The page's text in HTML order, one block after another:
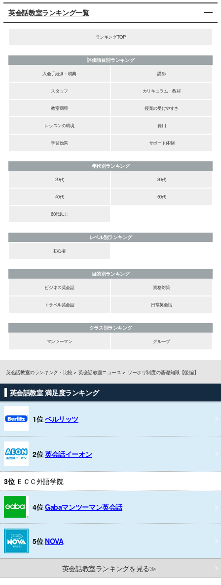
英会話教室ランキング一覧
ランキングTOP
評価項目別ランキング
入会手続き・特典
講師
スタッフ カリキュラム・教材
教室環境 授業の受けやすさ
レッスンの環境 費用
学習効果 サポート体制
年代別ランキング
20代
30代
40代 50代
60代以上
レベル別ランキング
初心者
目的別ランキング
ビジネス英会話
資格対策
トラベル英会話 日常英会話
クラス別ランキング
マンツーマン
グループ
英会話教室のランキング・比較 英会話教室ニュース ワーホリ制度の基礎知識【後編】
英会話教室 満足度ランキング
1位ベルリッツ
2位英会話イーオン
3位 ＥＣＣ外語学院
4位Gabaマンツーマン英会話
5位 NOVA
英会話教室ランキングを見る≫